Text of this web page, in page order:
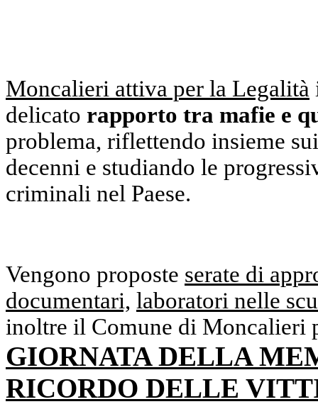
Moncalieri attiva per la Legalità
delicato rapporto tra mafie e
problema, riflettendo insieme
decenni e studiando le
criminali nel Paese.
Vengono proposte serate di
documentari, laboratori nelle
inoltre il Comune di Moncalieri
GIORNATA DELLA
RICORDO DELLE